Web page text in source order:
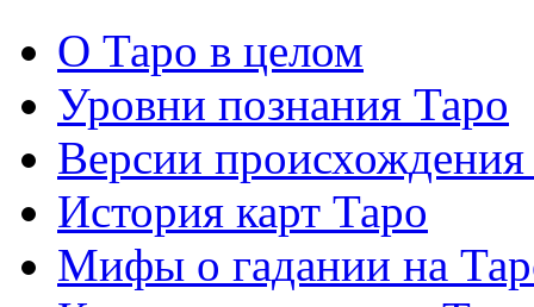
О Таро в целом
Уровни познания Таро
Версии
История карт Таро
Мифы о гадании на